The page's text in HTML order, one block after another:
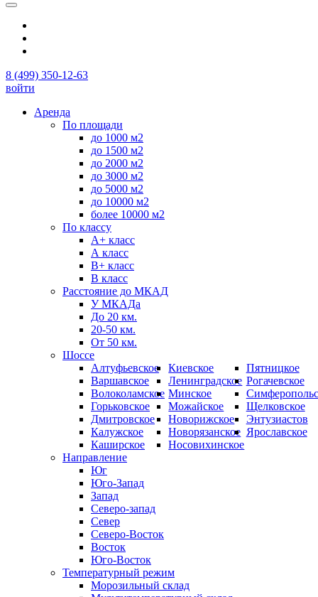
8 (499) 350-12-63
войти
Аренда
По площади
до 1000 м2
до 1500 м2
до 2000 м2
до 3000 м2
до 5000 м2
до 10000 м2
более 10000 м2
По классу
А+ класс
А класс
B+ класс
В класс
Расстояние до МКАД
У МКАДа
До 20 км.
20-50 км.
От 50 км.
Шоссе
Алтуфьевское
Варшавское
Волоколамское
Горьковское
Дмитровское
Калужское
Каширское
Киевское
Ленинградское
Минское
Можайское
Новорижское
Новорязанское
Носовихинское
Пятницкое
Рогачевское
Щелковское
Энтузиастов
Ярославское
Направление
Юг
Юго-Запад
Запад
Северо-запад
Север
Северо-Восток
Восток
Юго-Восток
Температурный режим
Морозильный склад